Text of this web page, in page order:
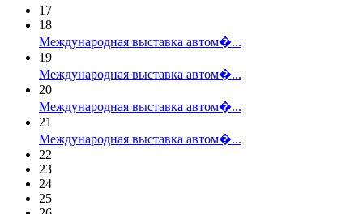
17
18
Международная выставка автом�...
19
Международная выставка автом�...
20
Международная выставка автом�...
21
Международная выставка автом�...
22
23
24
25